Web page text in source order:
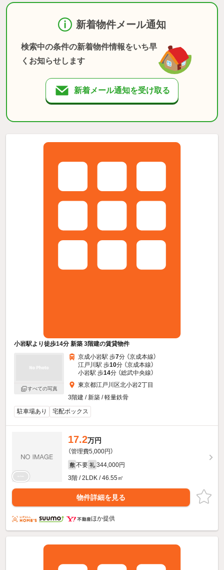
新着物件メール通知
検索中の条件の新着物件情報をいち早
くお知らせします
新着メール通知を受け取る
小岩駅より徒歩14分 新築 3階建の賃貸物件
すべての写真
京成小岩駅 歩7分 （京成本線）
江戸川駅 歩10分 （京成本線）
小岩駅 歩14分 （総武中央線）
東京都江戸川区北小岩2丁目
3階建 / 新築 / 軽量鉄骨
駐車場あり
宅配ボックス
17.2万円
（管理費5,000円）
敷 不要 礼 344,000円
3階 / 2LDK / 46.55㎡
物件詳細を見る
ほか提供